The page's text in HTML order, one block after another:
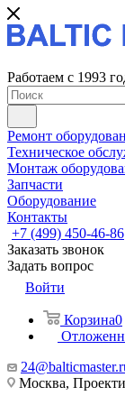
Работаем с 1993
Ремонт
Техническое
Монтаж
Запчасти
Оборудование
Контакты
+7 (499) 450-46-86
Заказать звонок
Задать вопрос
Войти
Корзина0
Москва,